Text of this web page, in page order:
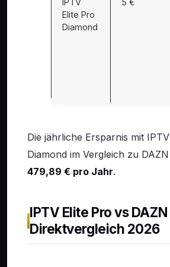
IPTV
Elite Pro
Diamond
5 €
Die jährliche Ersparnis mit
Diamond im Vergleich zu
479,89 € pro Jahr.
IPTV Elite Pro vs
Direktvergleich 2026